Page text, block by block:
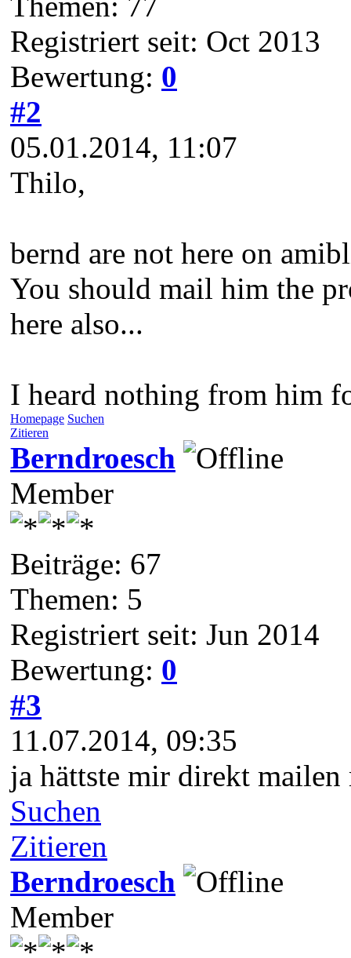
Registriert seit: Oct 2013
Bewertung: 0
#2
05.01.2014, 11:07
Thilo,
bernd are not here on
You should mail him the
here also...
I heard nothing from him
Homepage Suchen
Zitieren
Berndroesch
Member
Beiträge: 67
Themen: 5
Registriert seit: Jun 2014
Bewertung: 0
#3
11.07.2014, 09:35
ja hättste mir direkt mailen
Suchen
Zitieren
Berndroesch
Member